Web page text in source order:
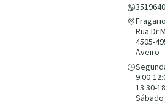
Rua
4505-
Aveiro
9:00-
13:30-
Sábado